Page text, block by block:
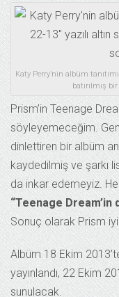
Katy Perry’nin albüm
batırılmış
Prism’in Teenage
söyleyemeceğim.
dinlettiren bir albüm
kaydedilmiş ve şarkı
da inkar edemeyiz.
“Teenage Dream’in
Sonuç olarak Prism
Albüm 18 Ekim
yayınlandı, 22 Ekim
sunulacak.